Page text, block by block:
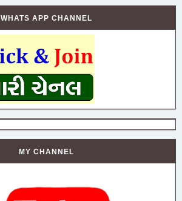
WHATS APP CHANNEL
MY CHANNEL